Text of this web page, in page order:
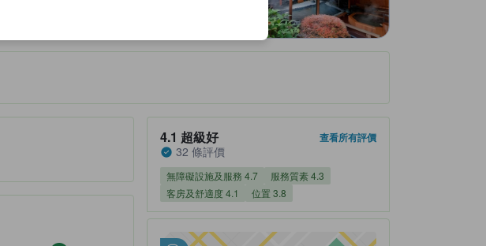
4.1 超級好
32 條評價
查看所有評價
無障礙設施及服務 4.7
服務質素 4.3
客房及舒適度 4.1
位置 3.8
tooltip
最鄰近交通